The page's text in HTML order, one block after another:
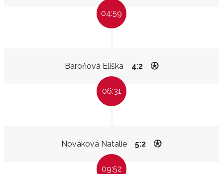
04:59
Baroňová Eliška 4:2
06:31
Nováková Natalie 5:2
09:52